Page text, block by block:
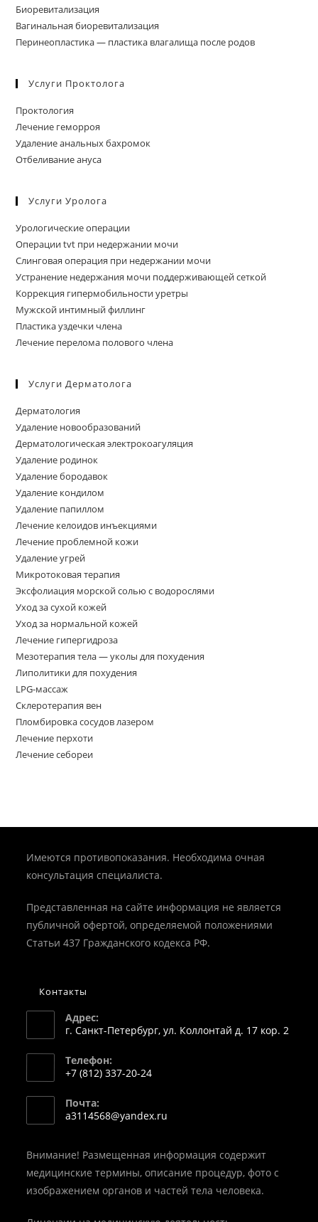
Биоревитализация
Вагинальная биоревитализация
Перинеопластика — пластика влагалища после родов
Услуги Проктолога
Проктология
Лечение геморроя
Удаление анальных бахромок
Отбеливание ануса
Услуги Уролога
Урологические операции
Операции tvt при недержании мочи
Слинговая операция при недержании мочи
Устранение недержания мочи поддерживающей сеткой
Коррекция гипермобильности уретры
Мужской интимный филлинг
Пластика уздечки члена
Лечение перелома полового члена
Услуги Дерматолога
Дерматология
Удаление новообразований
Дерматологическая электрокоагуляция
Удаление родинок
Удаление бородавок
Удаление кондилом
Удаление папиллом
Лечение келоидов инъекциями
Лечение проблемной кожи
Удаление угрей
Микротоковая терапия
Эксфолиация морской солью с водорослями
Уход за сухой кожей
Уход за нормальной кожей
Лечение гипергидроза
Мезотерапия тела — уколы для похудения
Липолитики для похудения
LPG-массаж
Склеротерапия вен
Пломбировка сосудов лазером
Лечение перхоти
Лечение себореи
Имеются противопоказания. Необходима очная
консультация специалиста.
Представленная на сайте информация не является
публичной офертой, определяемой положениями
Статьи 437 Гражданского кодекса РФ.
Контакты
Адрес:
г. Санкт-Петербург, ул. Коллонтай д. 17 кор. 2
Телефон:
+7 (812) 337-20-24
в
вашем
Почта:
a3114568@yandex.ru
приложении
Внимание! Размещенная информация содержит
медицинские термины, описание процедур, фото с
изображением органов и частей тела человека.